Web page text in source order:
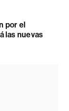
por el
las nuevas